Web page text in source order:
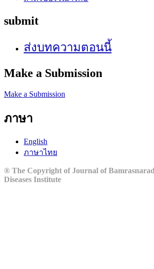
submit
ส่งบทความตอนนี้
Make a Submission
Make a Submission
ภาษา
English
ภาษาไทย
® The Copyright of Journal of
Diseases Institute